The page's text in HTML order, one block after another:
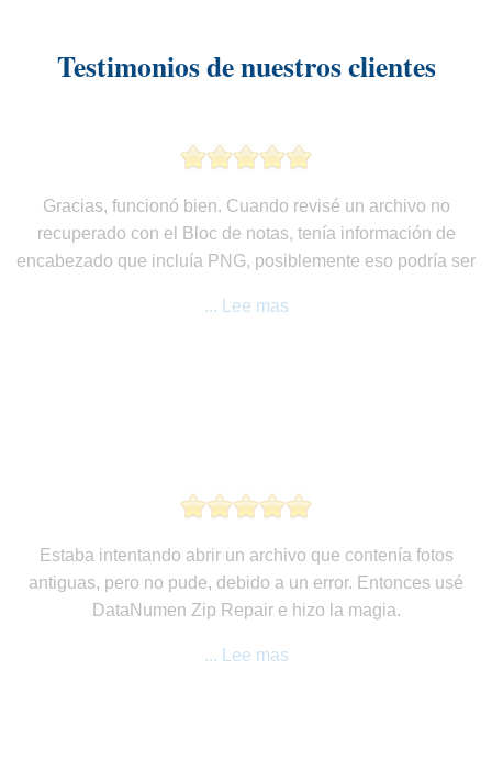
Testimonios de nuestros clientes
Gracias, funcionó bien. Cuando revisé un archivo no
recuperado con el Bloc de notas, tenía información de
encabezado que incluía PNG, posiblemente eso podría ser
... Lee mas
Estaba intentando abrir un archivo que contenía fotos
antiguas, pero no pude, debido a un error. Entonces usé
DataNumen Zip Repair e hizo la magia.
... Lee mas